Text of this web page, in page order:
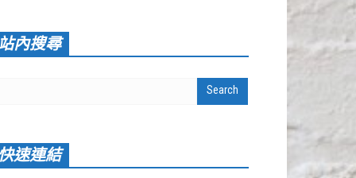
內搜尋
速連結